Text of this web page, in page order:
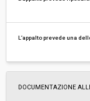
L’appalto prevede una
DOCUMENTAZIONE